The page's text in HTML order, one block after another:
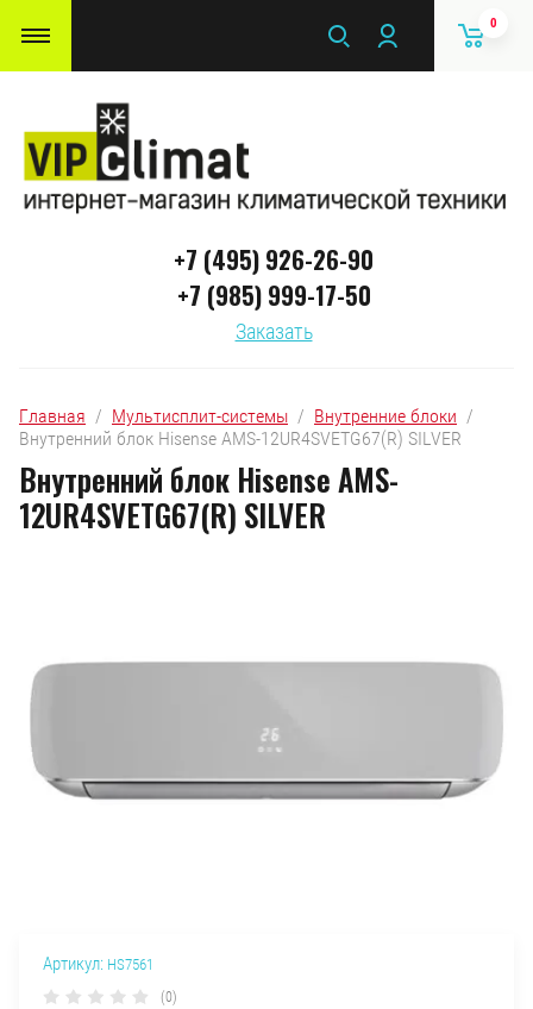
0
+7 (495) 926-26-90
+7 (985) 999-17-50
Заказать
Главная
  /
Мультисплит-системы
  /
Внутренние блоки
  /
Внутренний блок Hisense AMS-12UR4SVETG67(R) SILVER
Внутренний блок Hisense AMS-
12UR4SVETG67(R) SILVER
Артикул: HS7561
(0)